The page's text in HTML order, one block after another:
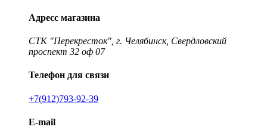
Адресс магазина
СТК "Перекресток", г. Челябинск, Свердловский
проспект 32 оф 07
Телефон для связи
+7(912)793-92-39
E-mail